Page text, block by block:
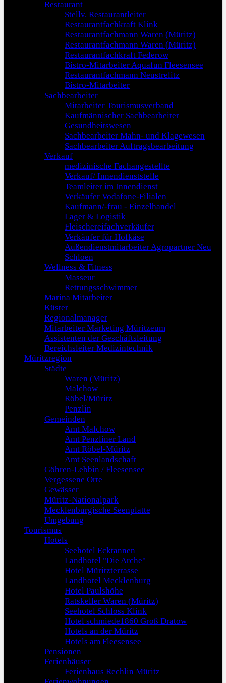
Restaurant
Stellv. Restaurantleiter
Restaurantfachkraft Klink
Restaurantfachmann Waren (Müritz)
Restaurantfachmann Waren (Müritz)
Restaurantfachkraft Federow
Bistro-Mitarbeiter Aquafun Fleesensee
Restaurantfachmann Neustrelitz
Bistro-Mitarbeiter
Sachbearbeiter
Mitarbeiter Tourismusverband
Kaufmännischer Sachbearbeiter
Gesundheitswesen
Sachbearbeiter Mahn- und Klagewesen
Sachbearbeiter Auftragsbearbeitung
Verkauf
medizinische Fachangestellte
Verkauf/ Innendienststelle
Teamleiter im Innendienst
Verkäufer Vodafone-Filialen
Kaufmann/-frau - Einzelhandel
Lager & Logistik
Fleischereifachverkäufer
Verkäufer für Hofkäse
Außendienstmitarbeiter Agropartner Neu
Schloen
Wellness & Fitness
Masseur
Rettungsschwimmer
Marina Mitarbeiter
Küster
Regionalmanager
Mitarbeiter Marketing Müritzeum
Assistenten der Geschäftsleitung
Bereichsleiter Medizintechnik
Müritzregion
Städte
Waren (Müritz)
Malchow
Röbel/Müritz
Penzlin
Gemeinden
Amt Malchow
Amt Penzliner Land
Amt Röbel-Müritz
Amt Seenlandschaft
Göhren-Lebbin / Fleesensee
Vergessene Orte
Gewässer
Müritz-Nationalpark
Mecklenburgische Seenplatte
Umgebung
Tourismus
Hotels
Seehotel Ecktannen
Landhotel "Die Arche"
Hotel Müritzterrasse
Landhotel Mecklenburg
Hotel Paulshöhe
Ratskeller Waren (Müritz)
Seehotel Schloss Klink
Hotel schmiede1860 Groß Dratow
Hotels an der Müritz
Hotels am Fleesensee
Pensionen
Ferienhäuser
Ferienhaus Rechlin Müritz